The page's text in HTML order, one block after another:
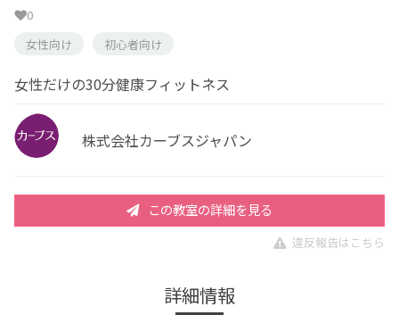
0
女性向け
初心者向け
女性だけの30分健康フィットネス
株式会社カーブスジャパン
この教室の詳細を見る
違反報告はこちら
詳細情報